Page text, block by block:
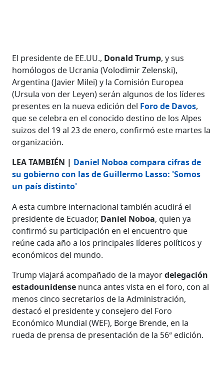
El presidente de EE.UU., Donald Trump, y sus
homólogos de Ucrania (Volodimir Zelenski),
Argentina (Javier Milei) y la Comisión Europea
(Ursula von der Leyen) serán algunos de los líderes
presentes en la nueva edición del Foro de Davos,
que se celebra en el conocido destino de los Alpes
suizos del 19 al 23 de enero, confirmó este martes la
organización.
LEA TAMBIÉN | Daniel Noboa compara cifras de
su gobierno con las de Guillermo Lasso: 'Somos
un país distinto'
A esta cumbre internacional también acudirá el
presidente de Ecuador, Daniel Noboa, quien ya
confirmó su participación en el encuentro que
reúne cada año a los principales líderes políticos y
económicos del mundo.
Trump viajará acompañado de la mayordelegación
estadounidense nunca antes vista en el foro, con al
menos cinco secretarios de la Administración,
destacó el presidente y consejero del Foro
Económico Mundial (WEF), Borge Brende, en la
rueda de prensa de presentación de la 56ª edición.